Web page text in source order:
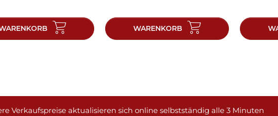
WARENKORB
Verkaufspreise aktualisieren sich online selbstständig alle 3 Minuten